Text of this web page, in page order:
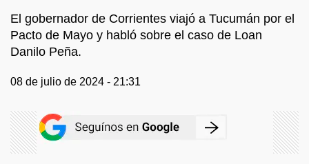
El gobernador de Corrientes viajó a Tucumán por el
Pacto de Mayo y habló sobre el caso de Loan
Danilo Peña.
08 de julio de 2024 - 21:31